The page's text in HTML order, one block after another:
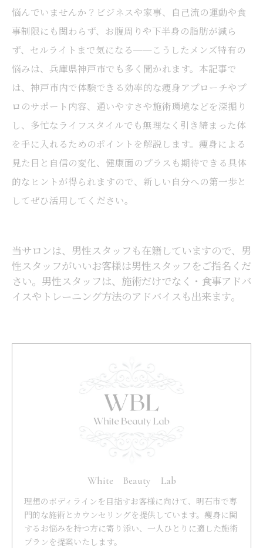
悩んでいませんか？ビジネスや家事、自己流の運動や食
事制限にも関わらず、お腹周りや下半身の脂肪が減ら
ず、セルライトまで気になる──こうしたメンズ特有の
悩みは、兵庫県神戸市でも多く聞かれます。本記事で
は、神戸市内で体験できる効率的な痩身アプローチやプ
ロのサポート内容、通いやすさや施術環境などを深掘り
し、多忙なライフスタイルでも無理なく引き締まった体
を手に入れるためのポイントを解説します。痩身による
見た目と自信の変化、健康面のプラスも期待できる具体
的なヒントが得られますので、新しい自分への第一歩と
してぜひ活用してください。
当サロンは、男性スタッフも在籍していますので、男
性スタッフがいいお客様は男性スタッフをご指名くだ
さい。男性スタッフは、施術だけでなく・食事アドバ
イスやトレーニング方法のアドバイスも出来ます。
White Beauty Lab
理想のボディラインを目指すお客様に向けて、明石市で専
門的な施術とカウンセリングを提供しています。痩身に関
するお悩みを持つ方に寄り添い、一人ひとりに適した施術
プランを提案いたします。